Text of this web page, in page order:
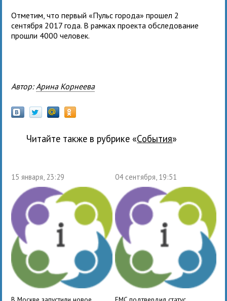
Отметим, что первый «Пульс города» прошел 2
сентября 2017 года. В рамках проекта обследование
прошли 4000 человек.
Автор: Арина Корнеева
Читайте также в рубрике « события»
15 января, 23:29 04 сентября, 19:51